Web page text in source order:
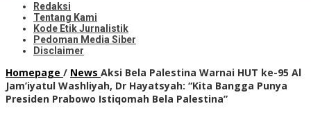
Redaksi
Tentang Kami
Kode Etik Jurnalistik
Pedoman Media Siber
Disclaimer
Homepage / News Aksi Bela Palestina Warnai HUT ke-95 Al
Jam’iyatul Washliyah, Dr Hayatsyah: “Kita Bangga Punya
Presiden Prabowo Istiqomah Bela Palestina”